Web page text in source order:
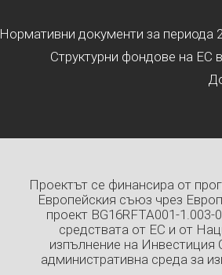
Нормативни документи за периода
Структурни фондове на ЕС
Проектът се финансира от
Европейския съюз чрез
проект BG16RFTA001-
средствата от ЕС и от
изпълнение на Инвестиция
административна среда за